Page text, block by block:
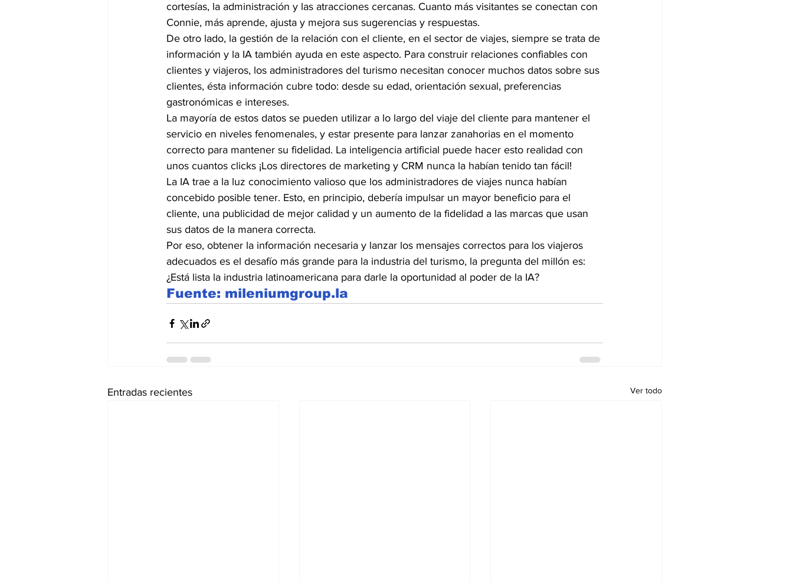
cortesías, la administración y las atracciones cercanas. Cuanto más visitantes se conectan con
Connie, más aprende, ajusta y mejora sus sugerencias y respuestas.
De otro lado, la gestión de la relación con el cliente, en el sector de viajes, siempre se trata de
información y la IA también ayuda en este aspecto. Para construir relaciones confiables con
clientes y viajeros, los administradores del turismo necesitan conocer muchos datos sobre sus
clientes, ésta información cubre todo: desde su edad, orientación sexual, preferencias
gastronómicas e intereses.
La mayoría de estos datos se pueden utilizar a lo largo del viaje del cliente para mantener el
servicio en niveles fenomenales, y estar presente para lanzar zanahorias en el momento
correcto para mantener su fidelidad. La inteligencia artificial puede hacer esto realidad con
unos cuantos clicks ¡Los directores de marketing y CRM nunca la habían tenido tan fácil!
La IA trae a la luz conocimiento valioso que los administradores de viajes nunca habían
concebido posible tener. Esto, en principio, debería impulsar un mayor beneficio para el
cliente, una publicidad de mejor calidad y un aumento de la fidelidad a las marcas que usan
sus datos de la manera correcta.
Por eso, obtener la información necesaria y lanzar los mensajes correctos para los viajeros
adecuados es el desafío más grande para la industria del turismo, la pregunta del millón es:
¿Está lista la industria latinoamericana para darle la oportunidad al poder de la IA?
Fuente: mileniumgroup.la
Entradas recientes Ver todo